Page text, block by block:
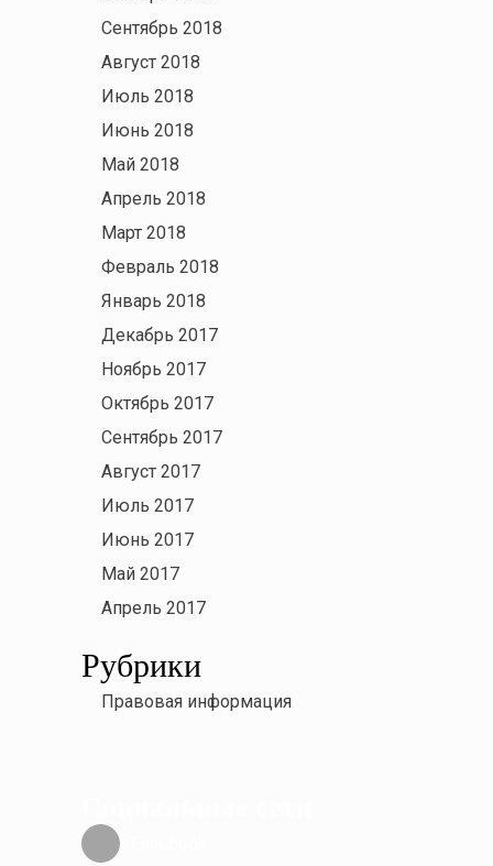
Сентябрь 2018
Август 2018
Июль 2018
Июнь 2018
Май 2018
Апрель 2018
Март 2018
Февраль 2018
Январь 2018
Декабрь 2017
Ноябрь 2017
Октябрь 2017
Сентябрь 2017
Август 2017
Июль 2017
Июнь 2017
Май 2017
Апрель 2017
Рубрики
Правовая информация